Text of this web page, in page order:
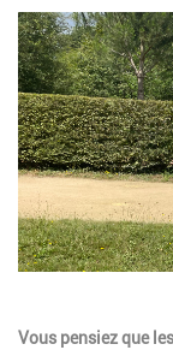
Image
Description
Vous pensiez que